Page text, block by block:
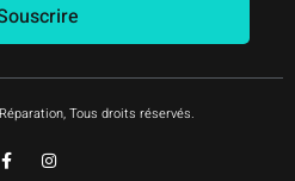
Tous droits réservés.